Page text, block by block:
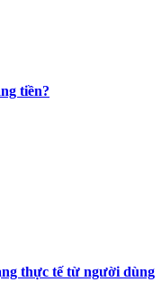
tiền?
thực tế từ người dùng